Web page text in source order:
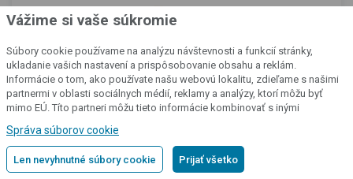
Späť na začiatok
Šiller
Vážime si vaše súkromie
Súbory cookie používame na analýzu návštevnosti a funkcií stránky,
ukladanie vašich nastavení a prispôsobovanie obsahu a reklám.
Informácie o tom, ako používate našu webovú lokalitu, zdieľame s našimi
partnermi v oblasti sociálnych médií, reklamy a analýzy, ktorí môžu byť
mimo EÚ. Títo partneri môžu tieto informácie kombinovať s inými
používania ich služieb.Podrobné informácie
Správa súborov cookie
Len nevyhnutné súbory cookie Prijať všetko